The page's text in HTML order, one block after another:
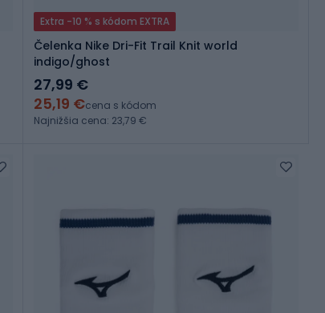
Extra -10 % s kódom EXTRA
Čelenka Nike Dri-Fit Trail Knit world
indigo/ghost
27,99 €
25,19 €cena s kódom
Najnižšia cena: 23,79 €